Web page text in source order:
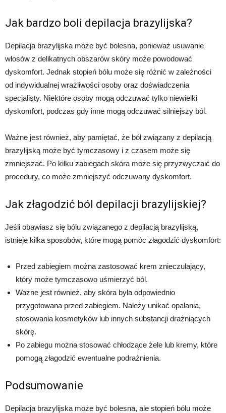
Jak bardzo boli depilacja brazylijska?
Depilacja brazylijska może być bolesna, ponieważ usuwanie
włosów z delikatnych obszarów skóry może powodować
dyskomfort. Jednak stopień bólu może się różnić w zależności
od indywidualnej wrażliwości osoby oraz doświadczenia
specjalisty. Niektóre osoby mogą odczuwać tylko niewielki
dyskomfort, podczas gdy inne mogą odczuwać silniejszy ból.
Ważne jest również, aby pamiętać, że ból związany z depilacją
brazylijską może być tymczasowy i z czasem może się
zmniejszać. Po kilku zabiegach skóra może się przyzwyczaić do
procedury, co może zmniejszyć odczuwany dyskomfort.
Jak złagodzić ból depilacji brazylijskiej?
Jeśli obawiasz się bólu związanego z depilacją brazylijską,
istnieje kilka sposobów, które mogą pomóc złagodzić dyskomfort:
Przed zabiegiem można zastosować krem znieczulający,
który może tymczasowo uśmierzyć ból.
Ważne jest również, aby skóra była odpowiednio
przygotowana przed zabiegiem. Należy unikać opalania,
stosowania kosmetyków lub innych substancji drażniących
skórę.
Po zabiegu można stosować chłodzące żele lub kremy, które
pomogą złagodzić ewentualne podrażnienia.
Podsumowanie
Depilacja brazylijska może być bolesna, ale stopień bólu może